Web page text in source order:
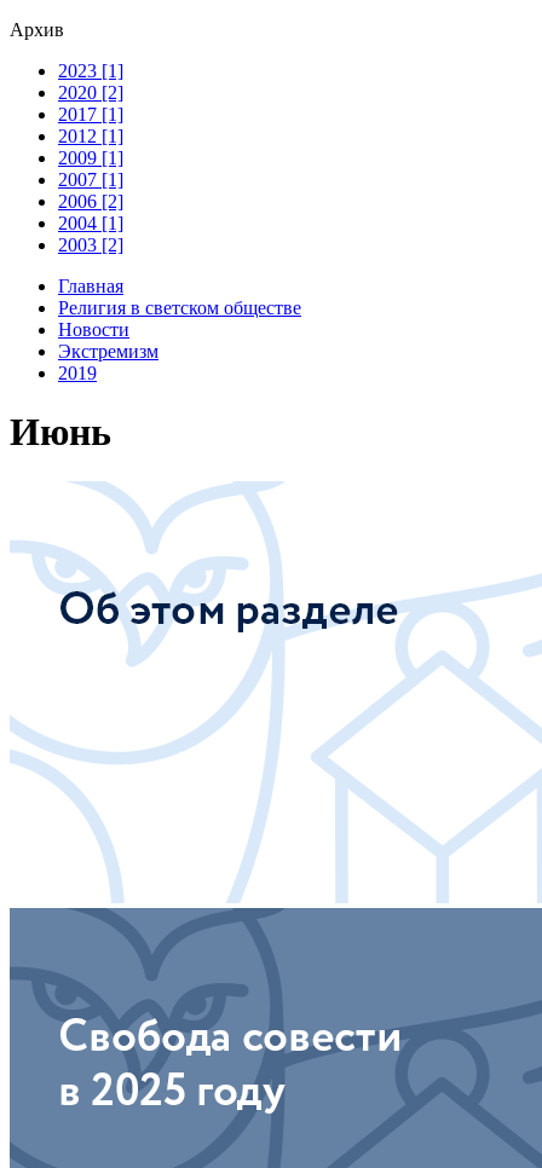
Архив
2023 [1]
2020 [2]
2017 [1]
2012 [1]
2009 [1]
2007 [1]
2006 [2]
2004 [1]
2003 [2]
Главная
Религия в светском обществе
Новости
Экстремизм
2019
Июнь